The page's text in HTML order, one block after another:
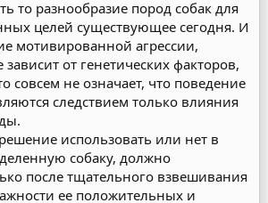
то разнообразие пород собак для
целей существующее сегодня. И
мотивированной агрессии,
от генетических факторов,
совсем не означает, что поведение
следствием только влияния
использовать или нет в
собаку, должно
после тщательного взвешивания
ее положительных и